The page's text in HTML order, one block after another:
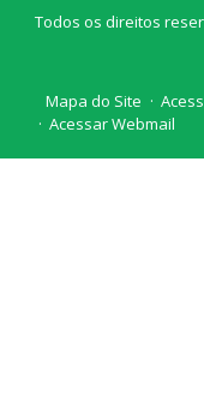
Todos os direitos
Mapa do Site
Acessar Webmail